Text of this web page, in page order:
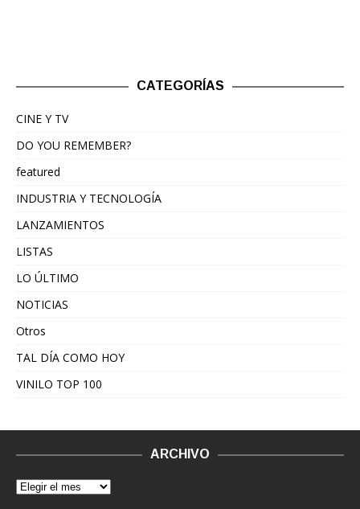
CATEGORÍAS
CINE Y TV
DO YOU REMEMBER?
featured
INDUSTRIA Y TECNOLOGÍA
LANZAMIENTOS
LISTAS
LO ÚLTIMO
NOTICIAS
Otros
TAL DÍA COMO HOY
VINILO TOP 100
ARCHIVO